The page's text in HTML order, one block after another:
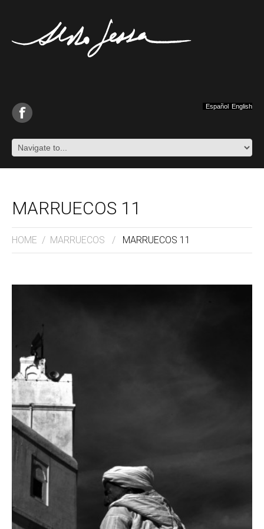
Español English
MARRUECOS 11
HOME / MARRUECOS / MARRUECOS 11